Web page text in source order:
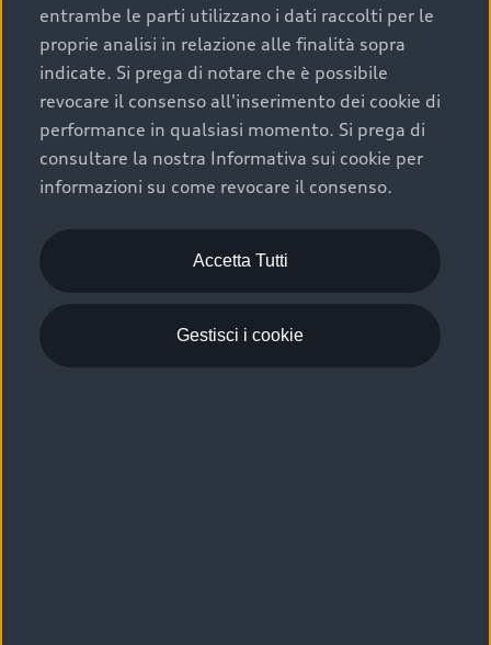
efficienza meccanica: motore, trasmissione e
componenti principali in ottimo stato garantiscono
prestazioni affidabili e sicure.
Acquistare un’auto usata in una Concessionaria ufficiale
Audi che offre l’usato garantito tramite Audi Prima
Scelta :plus, significa affidarsi ad un prodotto che viene
sottoposto a 110 controlli approfonditi e coperto da
garanzia fino a 4 anni per una maggiore tutela del tuo
acquisto.
entrambe le parti utilizzano i dati raccolti per le
proprie analisi in relazione alle finalità sopra
indicate. Si prega di notare che è possibile
revocare il consenso all'inserimento dei cookie di
performance in qualsiasi momento. Si prega di
consultare la nostra Informativa sui cookie per
informazioni su come revocare il consenso.
Accetta Tutti
Gestisci i cookie